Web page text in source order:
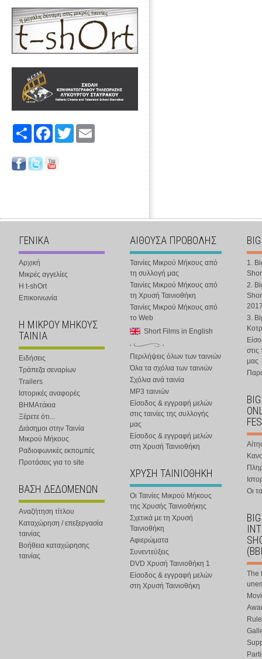
Share FacebookTwitter
ΓΕΝΙΚΑ
Αρχική
Μικρές αγγελίες
Η t-shOrt
Επικοινωνία
Η ΜΙΚΡΟΥ ΜΗΚΟΥΣ
ΤΑΙΝΙΑ
Ειδήσεις
Τράπεζα σεναρίων
Trailers
Ιστορικές αναφορές
ΒΗΜΑτάκια
Ξέρετε ότι...
Διάσημοι στην Ταινία
Μικρού Μήκους
Ραδιοφωνικές εκπομπές
Προτάσεις για το site
ΒΑΣΗ ΔΕΔΟΜΕΝΩΝ
Αναζήτηση τίτλου
Καταχώρηση / επεξεργασία
ταινίας
Βοήθεια καταχώρησης
ταινίας
ΑΙΘΟΥΣΑ ΠΡΟΒΟΛΗΣ
Ταινίες Μικρού Μήκους από
τη συλλογή μας
Ταινίες Μικρού Μήκους από
τη Χρυσή Ταινιοθήκη
Ταινίες Μικρού Μήκους από
το Web
Short Films in English
Περιλήψεις όλων των ταινιών
Όλα τα σχόλια των ταινιών
Σχόλια ανά ταινία
MP3 ταινιών
Είσοδος & εγγραφή μελών
στις ταινίες της συλλογής
μας
Είσοδος & εγγραφή μελών
στη Χρυσή Ταινιοθήκη
ΧΡΥΣΗ ΤΑΙΝΙΟΘΗΚΗ
Οι Ταινίες Μικρού Μήκους
της Χρυσής Ταινιοθήκης
Σχετικά με τη Χρυσή
Ταινιοθήκη
Αφιερώματα
Συνεντεύξεις
DVD Χρυσή Ταινιοθήκη 1
Είσοδος & εγγραφή μελών
στη Χρυσή Ταινιοθήκη
1.
2.
3.
στις
μας
Οι
The